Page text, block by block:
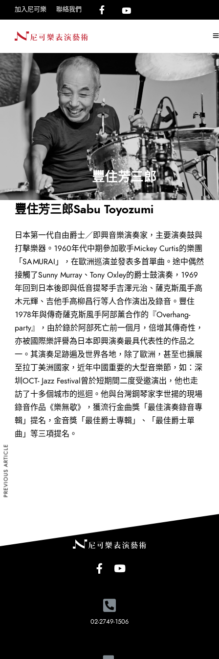
加入尼可樂 聯絡我們
豐住芳三郎
豐住芳三郎Sabu Toyozumi
日本第一代自由爵士／即興音樂演奏家，主要演奏鼓與
打擊樂器。1960年代中期參加歌手Mickey Curtis的樂團
「SAMURAI」，在歐洲巡演並發表多首單曲。途中偶然
接觸了Sunny Murray、Tony Oxley的爵士鼓演奏，1969
年回到日本後即與低音提琴手吉澤元治、薩克斯風手高
木元輝、吉他手高柳昌行等人合作演出及錄音。豐住
1978年與傳奇薩克斯風手阿部薰合作的『Overhang-
party』，由於錄於阿部死亡前一個月，倍增其傳奇性，
亦被國際樂評譽為日本即興演奏最具代表性的作品之
一。其演奏足跡遍及世界各地，除了歐洲，甚至也擴展
至拉丁美洲國家，近年中國重要的大型音樂節，如：深
圳OCT- Jazz Festival曾於短期間二度受邀演出，他也走
訪了十多個城市的巡迴。他與台灣鋼琴家李世揚的現場
錄音作品《樂無歇》，獲流行金曲獎「最佳演奏錄音專
輯」提名，金音獎「最佳爵士專輯」、「最佳爵士單
曲」等三項提名。
PREVIOUS ARTICLE
02-2749-1506